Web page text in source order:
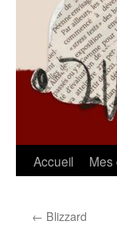
Aller
contenu
Accueil Mes
← Blizzard